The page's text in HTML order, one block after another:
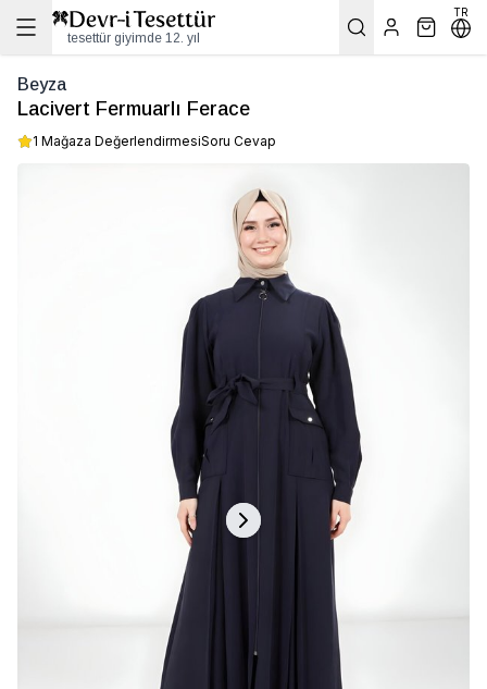
tesettür giyimde 12. yıl
TR
Beyza
Lacivert Fermuarlı Ferace
1 Mağaza DeğerlendirmesiSoru Cevap